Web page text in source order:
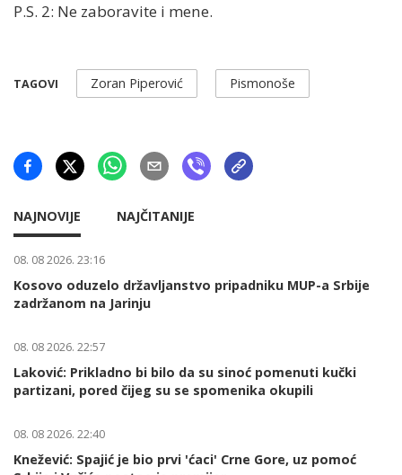
P.S. 2: Ne zaboravite i mene.
TAGOVI Zoran Piperović Pismonoše
NAJNOVIJE NAJČITANIJE
08. 08 2026. 23:16
Kosovo oduzelo državljanstvo pripadniku MUP-a Srbije
zadržanom na Jarinju
08. 08 2026. 22:57
Laković: Prikladno bi bilo da su sinoć pomenuti kučki
partizani, pored čijeg su se spomenika okupili
08. 08 2026. 22:40
Knežević: Spajić je bio prvi 'ćaci' Crne Gore, uz pomoć